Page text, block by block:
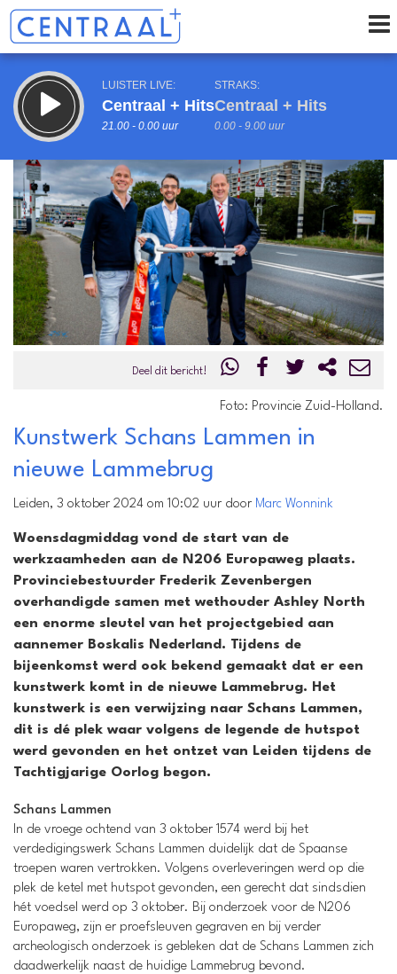
LUISTER LIVE:
Centraal + Hits
21.00 - 0.00 uur
STRAKS:
Centraal + Hits
0.00 - 9.00 uur
Vorig uur uur 1 van 0 Volgend uur
Inklappen
Deel dit bericht!
Foto: Provincie Zuid-Holland.
Kunstwerk Schans Lammen in
nieuwe Lammebrug
Leiden, 3 oktober 2024 om 10:02 uur door Marc Wonnink
Woensdagmiddag vond de start van de
werkzaamheden aan de N206 Europaweg plaats.
Provinciebestuurder Frederik Zevenbergen
overhandigde samen met wethouder Ashley North
een enorme sleutel van het projectgebied aan
aannemer Boskalis Nederland. Tijdens de
bijeenkomst werd ook bekend gemaakt dat er een
kunstwerk komt in de nieuwe Lammebrug. Het
kunstwerk is een verwijzing naar Schans Lammen,
dit is dé plek waar volgens de legende de hutspot
werd gevonden en het ontzet van Leiden tijdens de
Tachtigjarige Oorlog begon.
Schans Lammen
In de vroege ochtend van 3 oktober 1574 werd bij het
verdedigingswerk Schans Lammen duidelijk dat de Spaanse
troepen waren vertrokken. Volgens overleveringen werd op die
plek de ketel met hutspot gevonden, een gerecht dat sindsdien
hét voedsel werd op 3 oktober. Bij onderzoek voor de N206
Europaweg, zijn er proefsleuven gegraven en bij verder
archeologisch onderzoek is gebleken dat de Schans Lammen zich
daadwerkelijk naast de huidige Lammebrug bevond.